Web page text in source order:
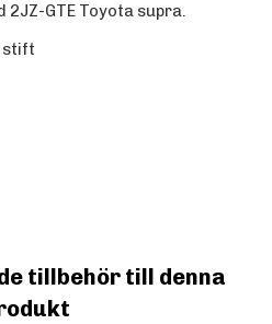
2JZ-GTE Toyota supra.
stift
tillbehör till denna